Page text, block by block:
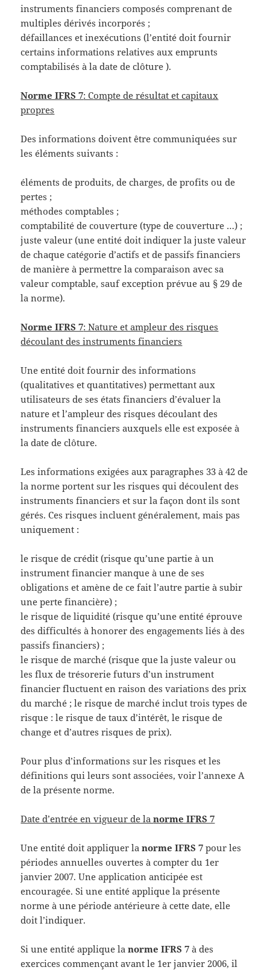
instruments financiers composés comprenant de
multiples dérivés incorporés ;
défaillances et inexécutions (l’entité doit fournir
certains informations relatives aux emprunts
comptabilisés à la date de clôture ).
Norme IFRS 7: Compte de résultat et capitaux
propres
Des informations doivent être communiquées sur
les éléments suivants :
éléments de produits, de charges, de profits ou de
pertes ;
méthodes comptables ;
comptabilité de couverture (type de couverture …) ;
juste valeur (une entité doit indiquer la juste valeur
de chaque catégorie d’actifs et de passifs financiers
de manière à permettre la comparaison avec sa
valeur comptable, sauf exception prévue au § 29 de
la norme).
Norme IFRS 7: Nature et ampleur des risques
découlant des instruments financiers
Une entité doit fournir des informations
(qualitatives et quantitatives) permettant aux
utilisateurs de ses états financiers d’évaluer la
nature et l’ampleur des risques découlant des
instruments financiers auxquels elle est exposée à
la date de clôture.
Les informations exigées aux paragraphes 33 à 42 de
la norme portent sur les risques qui découlent des
instruments financiers et sur la façon dont ils sont
gérés. Ces risques incluent généralement, mais pas
uniquement :
le risque de crédit (risque qu’une partie à un
instrument financier manque à une de ses
obligations et amène de ce fait l’autre partie à subir
une perte financière) ;
le risque de liquidité (risque qu’une entité éprouve
des difficultés à honorer des engagements liés à des
passifs financiers) ;
le risque de marché (risque que la juste valeur ou
les flux de trésorerie futurs d’un instrument
financier fluctuent en raison des variations des prix
du marché ; le risque de marché inclut trois types de
risque : le risque de taux d’intérêt, le risque de
change et d’autres risques de prix).
Pour plus d’informations sur les risques et les
définitions qui leurs sont associées, voir l’annexe A
de la présente norme.
Date d’entrée en vigueur de lanorme IFRS 7
Une entité doit appliquer lanorme IFRS 7 pour les
périodes annuelles ouvertes à compter du 1er
janvier 2007. Une application anticipée est
encouragée. Si une entité applique la présente
norme à une période antérieure à cette date, elle
doit l’indiquer.
Si une entité applique lanorme IFRS 7 à des
exercices commençant avant le 1er janvier 2006, il